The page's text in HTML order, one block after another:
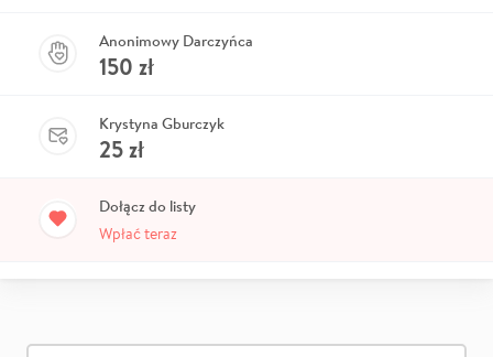
Anonimowy Darczyńca
150 zł
Krystyna Gburczyk
25zł
Dołącz do listy
Wpłać teraz